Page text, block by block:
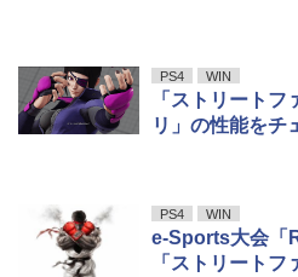
PS4 WIN
「ストリート
リ」の性能をチ
PS4 WIN
e-Sports大会「
「ストリート